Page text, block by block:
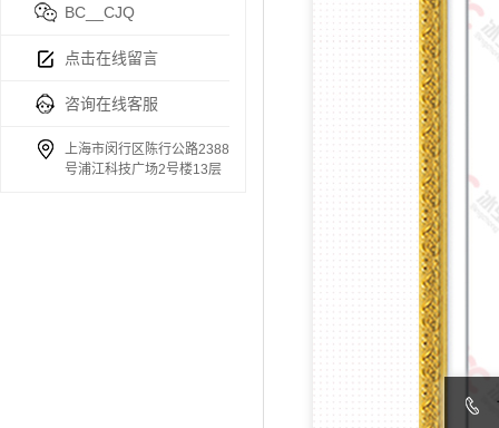
BC__CJQ
点击在线留言
咨询在线客服
上海市闵行区陈行公路2388
号浦江科技广场2号楼13层